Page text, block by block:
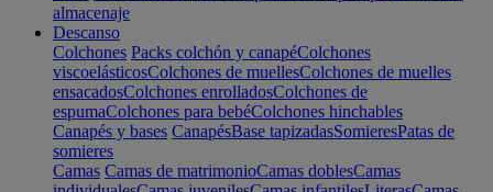
almacenaje
Descanso
Colchones Packs colchón y canapéColchones
viscoelásticosColchones de muellesColchones de muelles
ensacadosColchones enrolladosColchones de
espumaColchones para bebéColchones hinchables
Canapés y bases CanapésBase tapizadasSomieresPatas de
somieres
Camas Camas de matrimonioCamas doblesCamas